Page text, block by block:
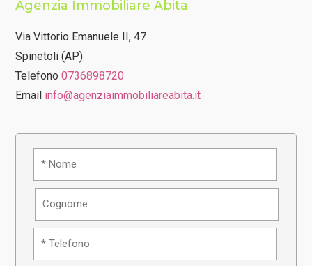
Agenzia Immobiliare Abita
Via Vittorio Emanuele II, 47
Spinetoli (AP)
Telefono 0736898720
Email info@agenziaimmobiliareabita.it